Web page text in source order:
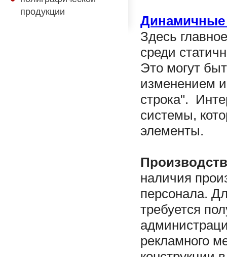
продукции
Динамичные
Здесь
среди
Это могут
изменением
строка".
системы,
элементы.
наличия
персонала.
требуется
рекламного